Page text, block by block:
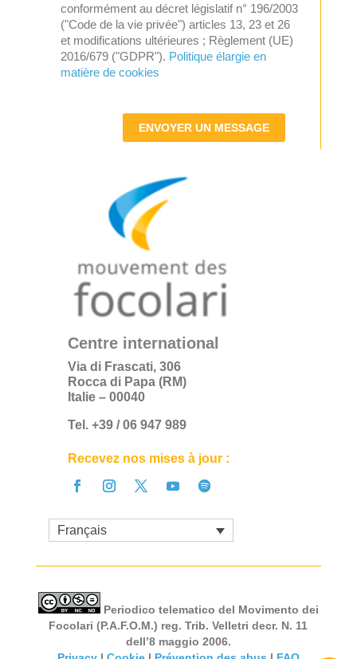
conformément au décret législatif n° 196/2003
("Code de la vie privée") articles 13, 23 et 26
et modifications ultérieures ; Règlement (UE)
2016/679 ("GDPR"). Politique élargie en
matière de cookies
ENVOYER UN MESSAGE
Centre international
Via di Frascati, 306
Rocca di Papa (RM)
Italie – 00040
Tel. +39 / 06 947 989
Recevez nos mises à jour :
Français
Periodico telematico del Movimento dei
Focolari (P.A.F.O.M.) reg. Trib. Velletri decr. N. 11
dell’8 maggio 2006.